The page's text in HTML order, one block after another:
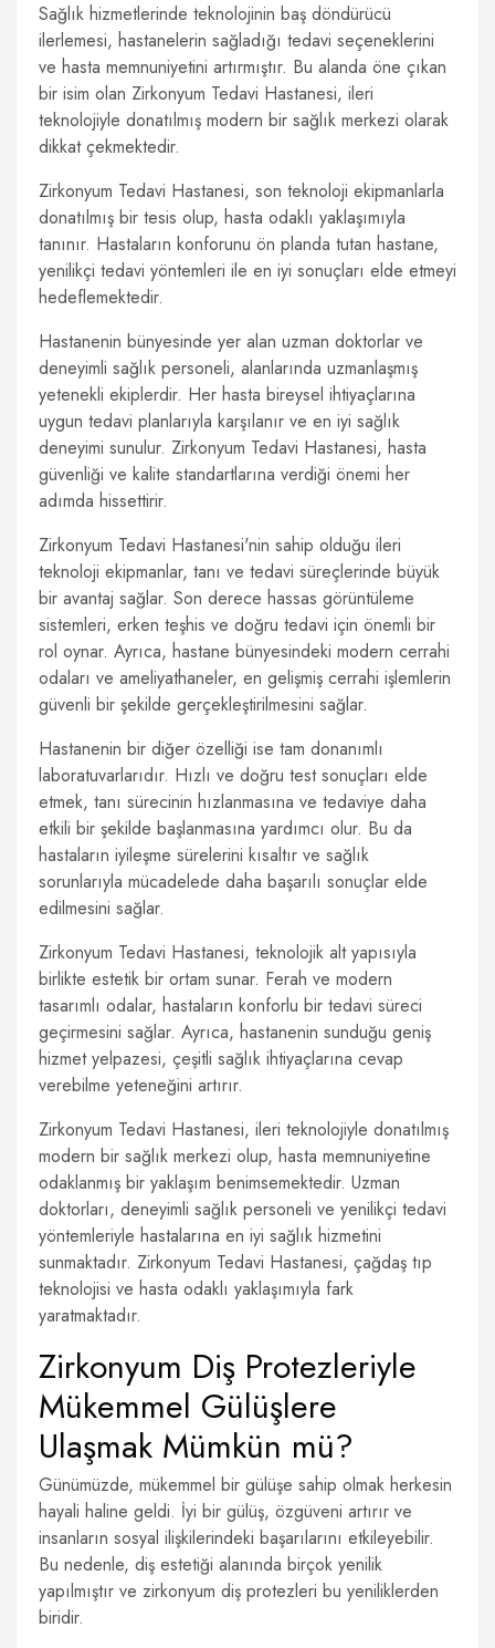
Sağlık hizmetlerinde teknolojinin baş döndürücü
ilerlemesi, hastanelerin sağladığı tedavi seçeneklerini
ve hasta memnuniyetini artırmıştır. Bu alanda öne çıkan
bir isim olan Zirkonyum Tedavi Hastanesi, ileri
teknolojiyle donatılmış modern bir sağlık merkezi olarak
dikkat çekmektedir.
Zirkonyum Tedavi Hastanesi, son teknoloji ekipmanlarla
donatılmış bir tesis olup, hasta odaklı yaklaşımıyla
tanınır. Hastaların konforunu ön planda tutan hastane,
yenilikçi tedavi yöntemleri ile en iyi sonuçları elde etmeyi
hedeflemektedir.
Hastanenin bünyesinde yer alan uzman doktorlar ve
deneyimli sağlık personeli, alanlarında uzmanlaşmış
yetenekli ekiplerdir. Her hasta bireysel ihtiyaçlarına
uygun tedavi planlarıyla karşılanır ve en iyi sağlık
deneyimi sunulur. Zirkonyum Tedavi Hastanesi, hasta
güvenliği ve kalite standartlarına verdiği önemi her
adımda hissettirir.
Zirkonyum Tedavi Hastanesi'nin sahip olduğu ileri
teknoloji ekipmanlar, tanı ve tedavi süreçlerinde büyük
bir avantaj sağlar. Son derece hassas görüntüleme
sistemleri, erken teşhis ve doğru tedavi için önemli bir
rol oynar. Ayrıca, hastane bünyesindeki modern cerrahi
odaları ve ameliyathaneler, en gelişmiş cerrahi işlemlerin
güvenli bir şekilde gerçekleştirilmesini sağlar.
Hastanenin bir diğer özelliği ise tam donanımlı
laboratuvarlarıdır. Hızlı ve doğru test sonuçları elde
etmek, tanı sürecinin hızlanmasına ve tedaviye daha
etkili bir şekilde başlanmasına yardımcı olur. Bu da
hastaların iyileşme sürelerini kısaltır ve sağlık
sorunlarıyla mücadelede daha başarılı sonuçlar elde
edilmesini sağlar.
Zirkonyum Tedavi Hastanesi, teknolojik alt yapısıyla
birlikte estetik bir ortam sunar. Ferah ve modern
tasarımlı odalar, hastaların konforlu bir tedavi süreci
geçirmesini sağlar. Ayrıca, hastanenin sunduğu geniş
hizmet yelpazesi, çeşitli sağlık ihtiyaçlarına cevap
verebilme yeteneğini artırır.
Zirkonyum Tedavi Hastanesi, ileri teknolojiyle donatılmış
modern bir sağlık merkezi olup, hasta memnuniyetine
odaklanmış bir yaklaşım benimsemektedir. Uzman
doktorları, deneyimli sağlık personeli ve yenilikçi tedavi
yöntemleriyle hastalarına en iyi sağlık hizmetini
sunmaktadır. Zirkonyum Tedavi Hastanesi, çağdaş tıp
teknolojisi ve hasta odaklı yaklaşımıyla fark
yaratmaktadır.
Zirkonyum Diş Protezleriyle
Mükemmel Gülüşlere
Ulaşmak Mümkün mü?
Günümüzde, mükemmel bir gülüşe sahip olmak herkesin
hayali haline geldi. İyi bir gülüş, özgüveni artırır ve
insanların sosyal ilişkilerindeki başarılarını etkileyebilir.
Bu nedenle, diş estetiği alanında birçok yenilik
yapılmıştır ve zirkonyum diş protezleri bu yeniliklerden
biridir.